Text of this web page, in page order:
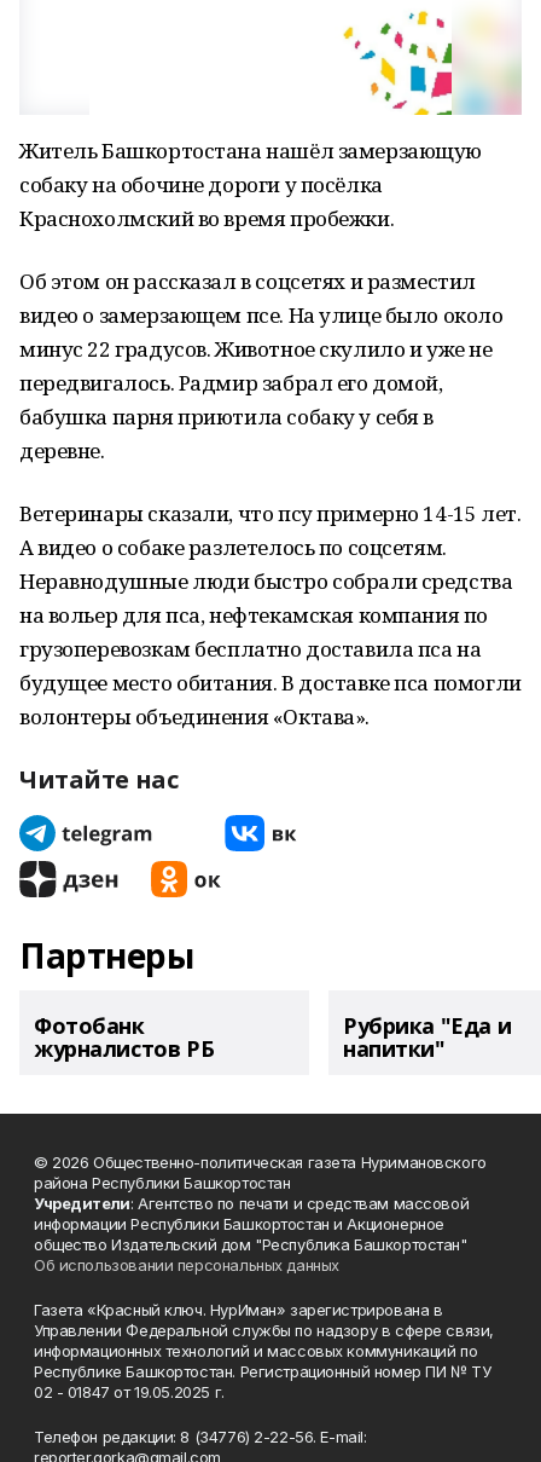
Житель Башкортостана нашёл замерзающую
собаку на обочине дороги у посёлка
Краснохолмский во время пробежки.
Об этом он рассказал в соцсетях и разместил
видео о замерзающем псе. На улице было около
минус 22 градусов. Животное скулило и уже не
передвигалось. Радмир забрал его домой,
бабушка парня приютила собаку у себя в
деревне.
Ветеринары сказали, что псу примерно 14-15 лет.
А видео о собаке разлетелось по соцсетям.
Неравнодушные люди быстро собрали средства
на вольер для пса, нефтекамская компания по
грузоперевозкам бесплатно доставила пса на
будущее место обитания. В доставке пса помогли
волонтеры объединения «Октава».
Читайте нас
Партнеры
Фотобанк
журналистов РБ
Рубрика "Еда и
напитки"
© 2026 Общественно-политическая газета Нуримановского
района Республики Башкортостан
Учредители: Агентство по печати и средствам массовой
информации Республики Башкортостан и Акционерное
общество Издательский дом "Республика Башкортостан"
Об использовании персональных данных
Газета «Красный ключ. НурИман» зарегистрирована в
Управлении Федеральной службы по надзору в сфере связи,
информационных технологий и массовых коммуникаций по
Республике Башкортостан. Регистрационный номер ПИ № ТУ
02 - 01847 от 19.05.2025 г.
Телефон редакции: 8 (34776) 2-22-56. E-mail:
reporter.gorka@gmail.com